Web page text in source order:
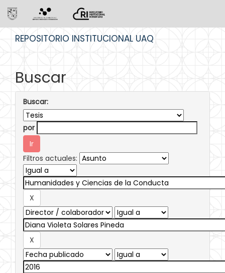
REPOSITORIO INSTITUCIONAL UAQ
Buscar
Buscar:
por
Filtros actuales: